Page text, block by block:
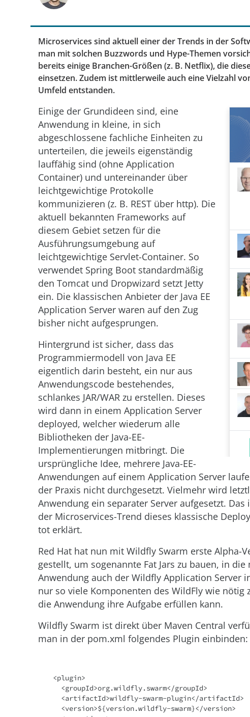
Microservices sind aktuell einer der Trends in der
man mit solchen Buzzwords und Hype-Themen
bereits einige Branchen-Größen (z. B. Netflix), die
einsetzen. Zudem ist mittlerweile auch eine Vielzahl
Umfeld entstanden.
Einige der Grundideen sind, eine
Anwendung in kleine, in sich
abgeschlossene fachliche Einheiten zu
unterteilen, die jeweils eigenständig
lauffähig sind (ohne Application
Container) und untereinander über
leichtgewichtige Protokolle
kommunizieren (z. B. REST über http). Die
aktuell bekannten Frameworks auf
diesem Gebiet setzen für die
Ausführungsumgebung auf
leichtgewichtige Servlet-Container. So
verwendet Spring Boot standardmäßig
den Tomcat und Dropwizard setzt Jetty
ein. Die klassischen Anbieter der Java EE
Application Server waren auf den Zug
bisher nicht aufgesprungen.
Hintergrund ist sicher, dass das
Programmiermodell von Java EE
eigentlich darin besteht, ein nur aus
Anwendungscode bestehendes,
schlankes JAR/WAR zu erstellen. Dieses
wird dann in einem Application Server
deployed, welcher wiederum alle
Bibliotheken der Java-EE-
Implementierungen mitbringt. Die
ursprüngliche Idee, mehrere Java-EE-
Anwendungen auf einem Application Server
der Praxis nicht durchgesetzt. Vielmehr wird
Anwendung ein separater Server aufgesetzt.
der Microservices-Trend dieses klassische
tot erklärt.
Red Hat hat nun mit Wildfly Swarm erste Alpha-
gestellt, um sogenannte Fat Jars zu bauen, in
Anwendung auch der Wildfly Application Server
nur so viele Komponenten des WildFly wie nötig
die Anwendung ihre Aufgabe erfüllen kann.
Wildfly Swarm ist direkt über Maven Central
man in der pom.xml folgendes Plugin einbinden:
<plugin>